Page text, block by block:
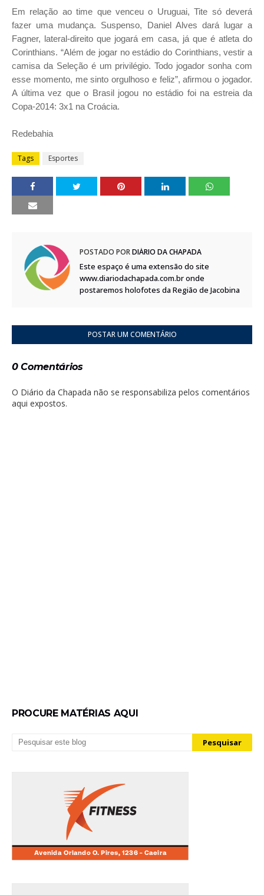
Em relação ao time que venceu o Uruguai, Tite só deverá
fazer uma mudança. Suspenso, Daniel Alves dará lugar a
Fagner, lateral-direito que jogará em casa, já que é atleta do
Corinthians. “Além de jogar no estádio do Corinthians, vestir a
camisa da Seleção é um privilégio. Todo jogador sonha com
esse momento, me sinto orgulhoso e feliz”, afirmou o jogador.
A última vez que o Brasil jogou no estádio foi na estreia da
Copa-2014: 3x1 na Croácia.
Redebahia
Tags Esportes
POSTADO PORDIÁRIO DA CHAPADA
Este espaço é uma extensão do site
www.diariodachapada.com.br onde
postaremos holofotes da Região de Jacobina
POSTAR UM COMENTÁRIO
0 Comentários
O Diário da Chapada não se responsabiliza pelos comentários
aqui expostos.
PROCURE MATÉRIAS AQUI